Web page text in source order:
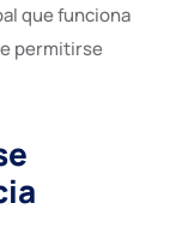
que funciona
permitirse